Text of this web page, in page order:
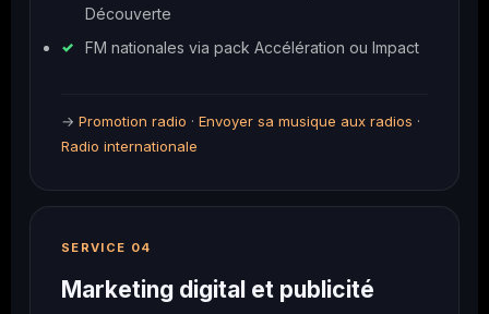
Découverte
FM nationales via pack Accélération ou Impact
→Promotion radio ·Envoyer sa musique aux radios ·
Radio internationale
SERVICE 04
Marketing digital et publicité